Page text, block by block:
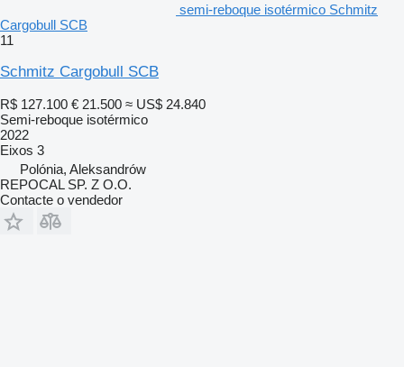
semi-reboque isotérmico Schmitz
Cargobull SCB
11
Schmitz Cargobull SCB
R$ 127.100 € 21.500 ≈ US$ 24.840
Semi-reboque isotérmico
2022
Eixos 3
Polónia, Aleksandrów
REPOCAL SP. Z O.O.
Contacte o vendedor